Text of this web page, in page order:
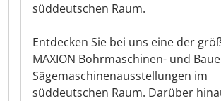
süddeutschen Raum.
Entdecken Sie bei uns eine der
MAXION Bohrmaschinen- und
Sägemaschinenausstellungen im
süddeutschen Raum. Darüber